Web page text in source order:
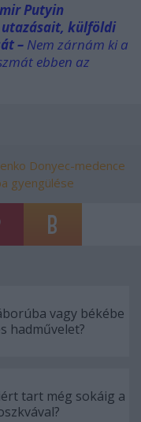
Putyin
külföldi
– Nem zárnám ki a
ebben az
Donyec-medence
gyengülése
vagy békébe
hadművelet?
tart még sokáig a